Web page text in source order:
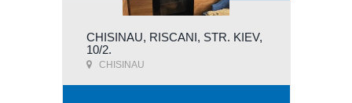
CHISINAU, RISCANI, STR. KIEV,
10/2.
CHISINAU